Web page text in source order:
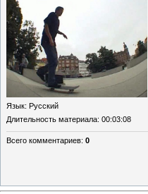
Язык: Русский
Длительность материала: 00:03:08
Всего комментариев: 0